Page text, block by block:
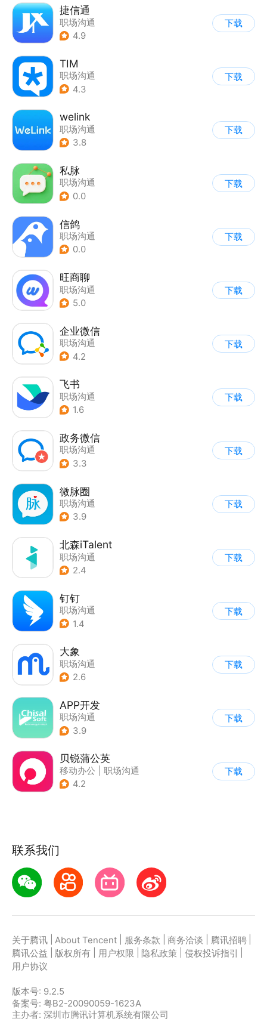
捷信通
职场沟通
4.9
下载
TIM
职场沟通
4.3
下载
welink
职场沟通
3.8
下载
私脉
职场沟通
0.0
下载
信鸽
职场沟通
0.0
下载
旺商聊
职场沟通
5.0
下载
企业微信
职场沟通
4.2
下载
飞书
职场沟通
1.6
下载
政务微信
职场沟通
3.3
下载
微脉圈
职场沟通
3.9
下载
北森iTalent
职场沟通
2.4
下载
钉钉
职场沟通
1.4
下载
大象
职场沟通
2.6
下载
APP开发
职场沟通
3.9
下载
贝锐蒲公英
移动办公
职场沟通
4.2
下载
联系我们
关于腾讯 About Tencent 服务条款 商务洽谈 腾讯招聘
腾讯公益
版权所有 用户权限 隐私政策 侵权投诉指引
用户协议
版本号: 9.2.5
备案号: 粤B2-20090059-1623A
主办者: 深圳市腾讯计算机系统有限公司